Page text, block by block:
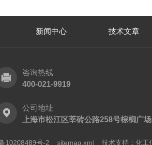
新闻中心 技术文章
咨询热线
400-021-9919
公司地址
上海市松江区莘砖公路258号棕榈广
10208489号-2 sitemap.xml 技术支持： 化工